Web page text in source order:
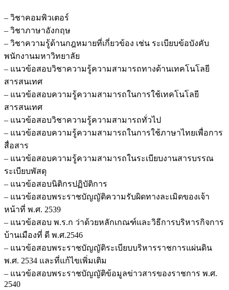
– วิชาคอมพิวเตอร์
– วิชาภาษาอังกฤษ
– วิชาความรู้ด้านกฎหมายที่เกี่ยวข้อง เช่น ระเบียบข้อบังคับ
พนักงานมหาวิทยาลัย
– แนวข้อสอบวิชาความรู้ความสามารถทางด้านเทคโนโลยี
สารสนเทศ
– แนวข้อสอบความรู้ความสามารถในการใช้เทคโนโลยี
สารสนเทศ
– แนวข้อสอบวิชาความรู้ความสามารถทั่วไป
– แนวข้อสอบความรู้ความสามารถในการใช้ภาษาไทยเพื่อการ
สื่อสาร
– แนวข้อสอบความรู้ความสามารถในระเบียบงานสารบรรณ
ระเบียบพัสดุ
– แนวข้อสอบนิติกรปฏิบัติการ
– แนวข้อสอบพระราชบัญญัติความรับผิดทางละเมิดของเจ้า
หน้าที่ พ.ศ. 2539
– แนวข้อสอบ พ.ร.ก ว่าด้วยหลักเกณฑ์และวิธีการบริหารกิจการ
บ้านเมืองที่ ดี พ.ศ.2546
– แนวข้อสอบพระราชบัญญัติระเบียบบริหารราชการแผ่นดิน
พ.ศ. 2534 และที่แก้ไขเพิ่มเติม
– แนวข้อสอบพระราชบัญญัติข้อมูลข่าวสารของราชการ พ.ศ.
2540